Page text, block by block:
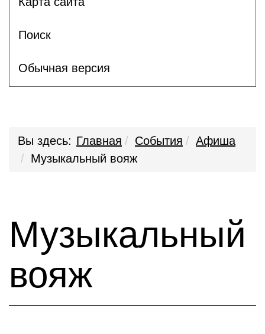
Поиск
Обычная версия
Вы здесь: Главная События
Афиша
Музыкальный вояж
Музыкальный
вояж